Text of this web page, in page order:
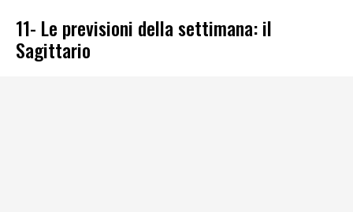
11- Le previsioni della settimana: il
Sagittario